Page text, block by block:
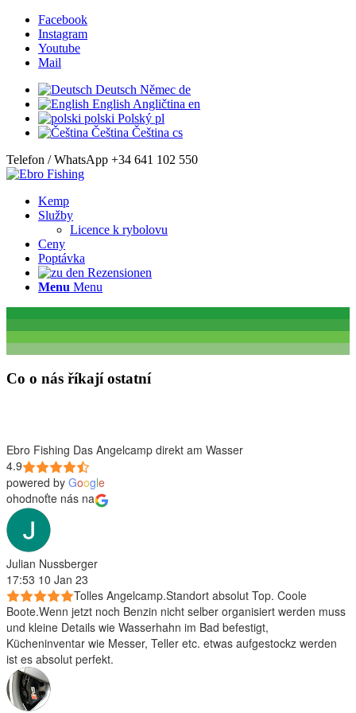
Facebook
Instagram
Youtube
Mail
Deutsch Němec de
English Angličtina en
polski Polský pl
Čeština Čeština cs
Telefon / WhatsApp +34 641 102 550
Kemp
Služby
Licence k rybolovu
Ceny
Poptávka
Menu Menu
Co o nás říkají ostatní
Ebro Fishing Das Angelcamp direkt am Wasser
4.9
powered by Google
ohodnoťte nás na
Julian Nussberger
17:53 10 Jan 23
Tolles Angelcamp.Standort absolut Top. Coole
Boote.Wenn jetzt noch Benzin nicht selber organisiert werden muss
und kleine Details wie Wasserhahn im Bad befestigt,
Kücheninventar wie Messer, Teller etc. etwas aufgestockz werden
ist es absolut perfekt.